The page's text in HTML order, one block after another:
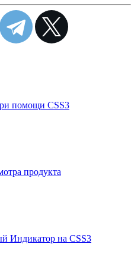
помощи CSS3
продукта
Индикатор на CSS3